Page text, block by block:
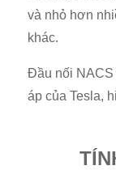
và nhỏ hơn
khác.
Đầu nối
áp của Tesla,